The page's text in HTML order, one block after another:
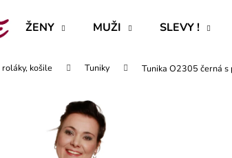
ŽENY MUŽI SLEVY !
roláky, košile Tuniky Tunika O2305 černá s
Co